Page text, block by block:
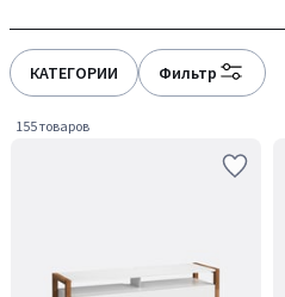
КАТЕГОРИИ Фильтр
155 товаров